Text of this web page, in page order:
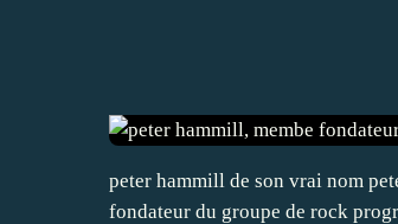
peter hammill de son vrai nom
fondateur du groupe de rock